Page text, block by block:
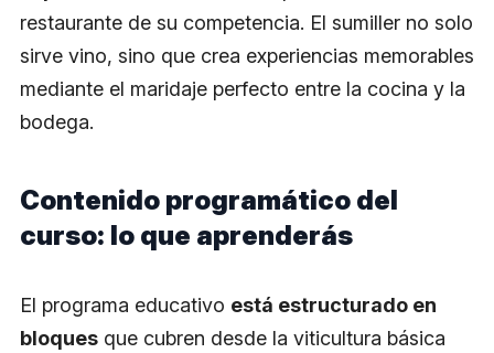
restaurante de su competencia. El sumiller no solo
sirve vino, sino que crea experiencias memorables
mediante el maridaje perfecto entre la cocina y la
bodega.
Contenido programático del
curso: lo que aprenderás
El programa educativo está estructurado en
bloques que cubren desde la viticultura básica